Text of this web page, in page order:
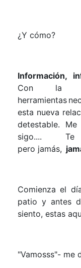
¿Y cómo?
Información,
Con la
herramientas
esta nueva
detestable.
sigo....
pero jamás,
Comienza el
patio y antes
siento, estas
"Vamosss"- me